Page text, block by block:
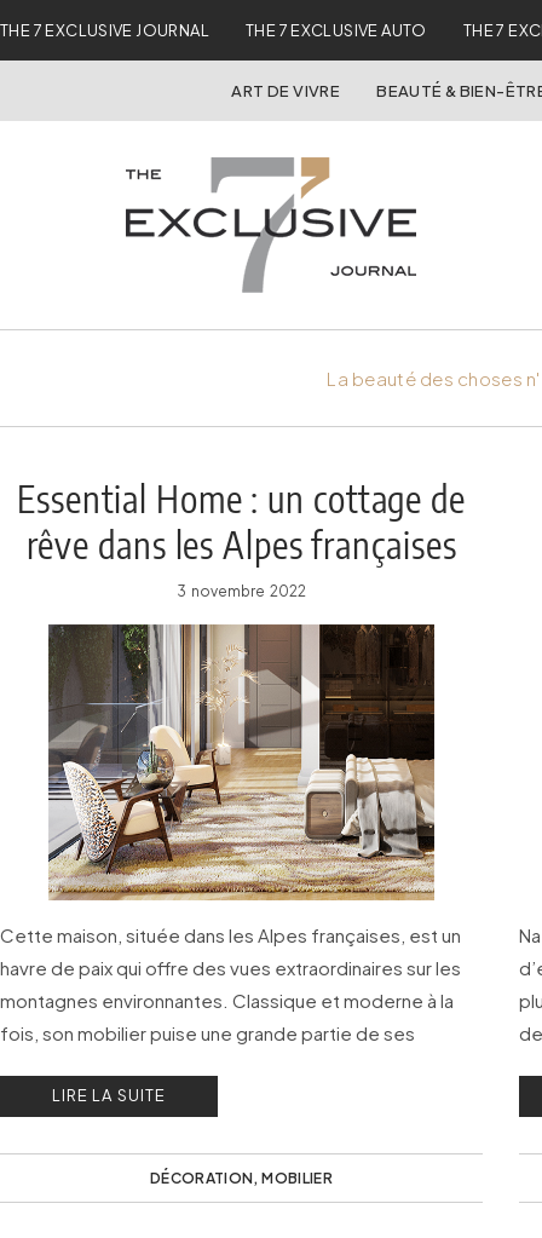
THE 7 EXCLUSIVE JOURNAL THE 7 EXCLUSIVE AUTO THE 7
ART DE VIVRE BEAUTÉ & BIEN-
La beauté des choses
Essential Home : un cottage de
rêve dans les Alpes françaises
3 novembre 2022
Cette maison, située dans les Alpes françaises, est un
havre de paix qui offre des vues extraordinaires sur les
montagnes environnantes. Classique et moderne à la
fois, son mobilier puise une grande partie de ses
LIRE LA SUITE
DÉCORATION,MOBILIER